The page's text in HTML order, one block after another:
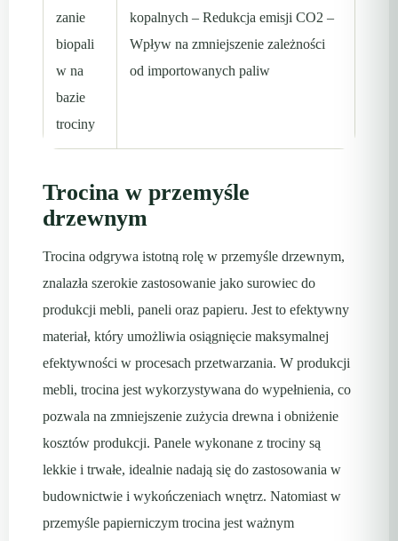
zanie
biopali
w na
bazie
trociny
kopalnych – Redukcja emisji CO2 –
Wpływ na zmniejszenie zależności
od importowanych paliw
Trocina w przemyśle
drzewnym
Trocina odgrywa istotną rolę w przemyśle drzewnym,
znalazła szerokie zastosowanie jako surowiec do
produkcji mebli, paneli oraz papieru. Jest to efektywny
materiał, który umożliwia osiągnięcie maksymalnej
efektywności w procesach przetwarzania. W produkcji
mebli, trocina jest wykorzystywana do wypełnienia, co
pozwala na zmniejszenie zużycia drewna i obniżenie
kosztów produkcji. Panele wykonane z trociny są
lekkie i trwałe, idealnie nadają się do zastosowania w
budownictwie i wykończeniach wnętrz. Natomiast w
przemyśle papierniczym trocina jest ważnym